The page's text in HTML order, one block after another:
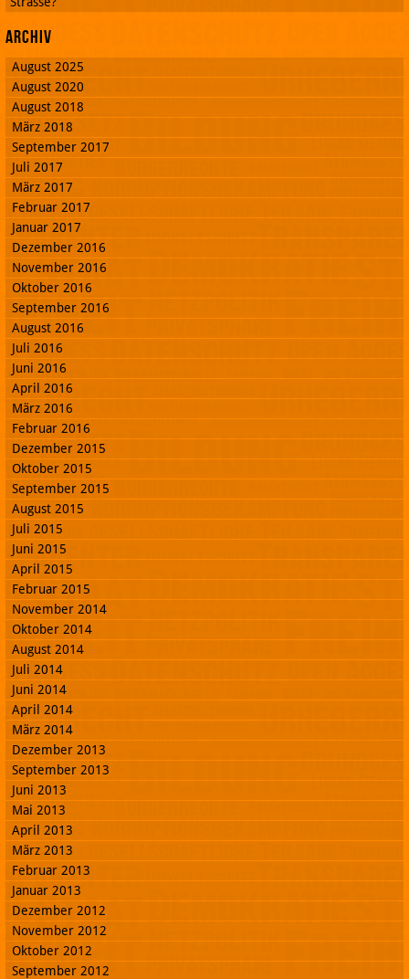
Archiv
August 2025
August 2020
August 2018
März 2018
September 2017
Juli 2017
März 2017
Februar 2017
Januar 2017
Dezember 2016
November 2016
Oktober 2016
September 2016
August 2016
Juli 2016
Juni 2016
April 2016
März 2016
Februar 2016
Dezember 2015
Oktober 2015
September 2015
August 2015
Juli 2015
Juni 2015
April 2015
Februar 2015
November 2014
Oktober 2014
August 2014
Juli 2014
Juni 2014
April 2014
März 2014
Dezember 2013
September 2013
Juni 2013
Mai 2013
April 2013
März 2013
Februar 2013
Januar 2013
Dezember 2012
November 2012
Oktober 2012
September 2012